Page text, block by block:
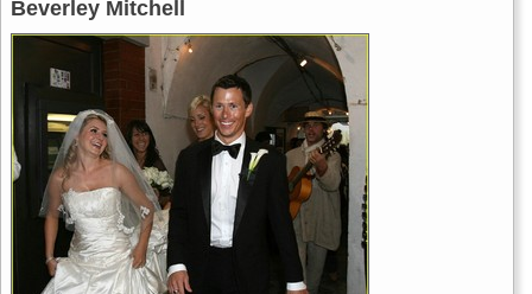
Beverley Mitchell